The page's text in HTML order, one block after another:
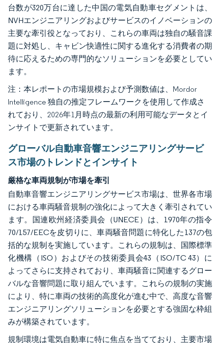
台数が320万台に達した中国の電気自動車セグメントは、
NVHエンジニアリングおよびサービスのイノベーションの
主要な牽引役となっており、これらの車両は独自の騒音課
題に対処し、キャビン快適性に関する進化する消費者の期
待に応えるための専門的なソリューションを必要としてい
ます。
注：本レポートの市場規模および予測数値は、Mordor
Intelligence 独自の推定フレームワークを使用して作成さ
れており、2026年1月時点の最新の利用可能なデータとイ
ンサイトで更新されています。
グローバル自動車音響エンジニアリングサービ
ス市場のトレンドとインサイト
厳格な車両規制が市場を牽引
自動車音響エンジニアリングサービス市場は、世界各市場
における車両騒音規制の強化によって大きく牽引されてい
ます。国連欧州経済委員会（UNECE）は、1970年の指令
70/157/EECを皮切りに、車両騒音問題に特化した137の包
括的な規制を実施しています。これらの規制は、国際標準
化機構（ISO）およびその技術委員会43（ISO/TC 43）に
よってさらに支持されており、車両騒音に関連するグロー
バルな音響問題に取り組んでいます。これらの規制の実施
により、特に車両の技術的高度化が進む中で、高度な音響
エンジニアリングソリューションを必要とする強固な枠組
みが構築されています。
規制環境は電気自動車に特に焦点を当てており、主要市場